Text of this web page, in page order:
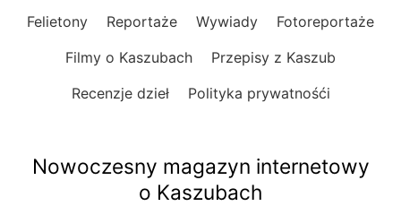
Felietony Reportaże Wywiady
Fotoreportaże
Filmy o Kaszubach
Przepisy z Kaszub
Recenzje dzieł
Polityka prywatnośći
Nowoczesny magazyn internetowy
o Kaszubach